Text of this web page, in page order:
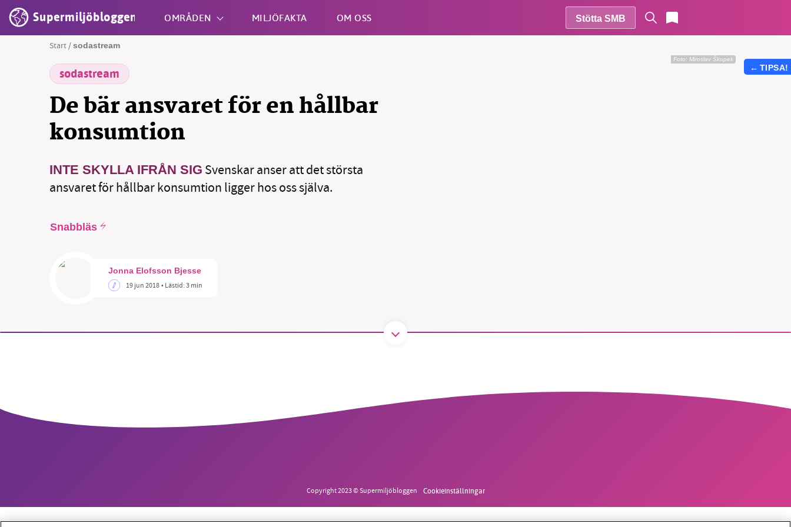
Supermiljöbloggen OMRÅDEN MILJÖFAKTA OM OSS Stötta SMB
Start /sodastream
sodastream
De bär ansvaret för en hållbar
konsumtion
INTE SKYLLA IFRÅN SIG Svenskar anser att det största
ansvaret för hållbar konsumtion ligger hos oss själva.
Snabbläs
Jonna Elofsson Bjesse
19 jun 2018• Lästid:3 min
Foto: Miroslav Škopek
← TIPSA!
Copyright 2023 © Supermiljöbloggen Cookieinställningar
SMB kämpar för en hållbar framtid. Sedan starten 2010 har vår
ideella redaktion drivit miljödebatten framåt genom